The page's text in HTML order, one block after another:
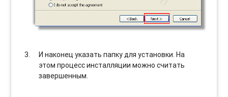
И наконец указать папку для установки. На
этом процесс инсталляции можно считать
завершенным.